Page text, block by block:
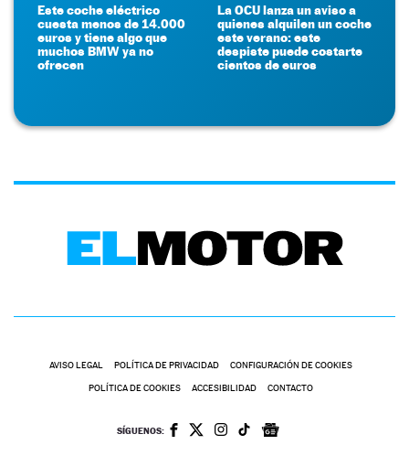
Este coche eléctrico
cuesta menos de 14.000
euros y tiene algo que
muchos BMW ya no
ofrecen
La OCU lanza un aviso a
quienes alquilen un coche
este verano: este
despiste puede costarte
cientos de euros
AVISO LEGAL POLÍTICA DE PRIVACIDAD CONFIGURACIÓN DE COOKIES
POLÍTICA DE COOKIES ACCESIBILIDAD CONTACTO
SÍGUENOS: